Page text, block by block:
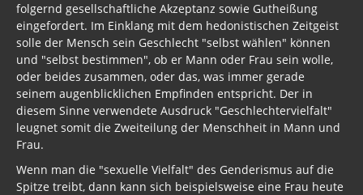
folgernd gesellschaftliche Akzeptanz sowie Gutheißung
eingefordert. Im Einklang mit dem hedonistischen Zeitgeist
solle der Mensch sein Geschlecht "selbst wählen" können
und "selbst bestimmen", ob er Mann oder Frau sein wolle,
oder beides zusammen, oder das, was immer gerade
seinem augenblicklichen Empfinden entspricht. Der in
diesem Sinne verwendete Ausdruck "Geschlechtervielfalt"
leugnet somit die Zweiteilung der Menschheit in Mann und
Frau.
Wenn man die "sexuelle Vielfalt" des Genderismus auf die
Spitze treibt, dann kann sich beispielsweise eine Frau heute